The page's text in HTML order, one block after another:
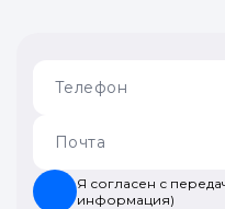
Я согласен с
информация)